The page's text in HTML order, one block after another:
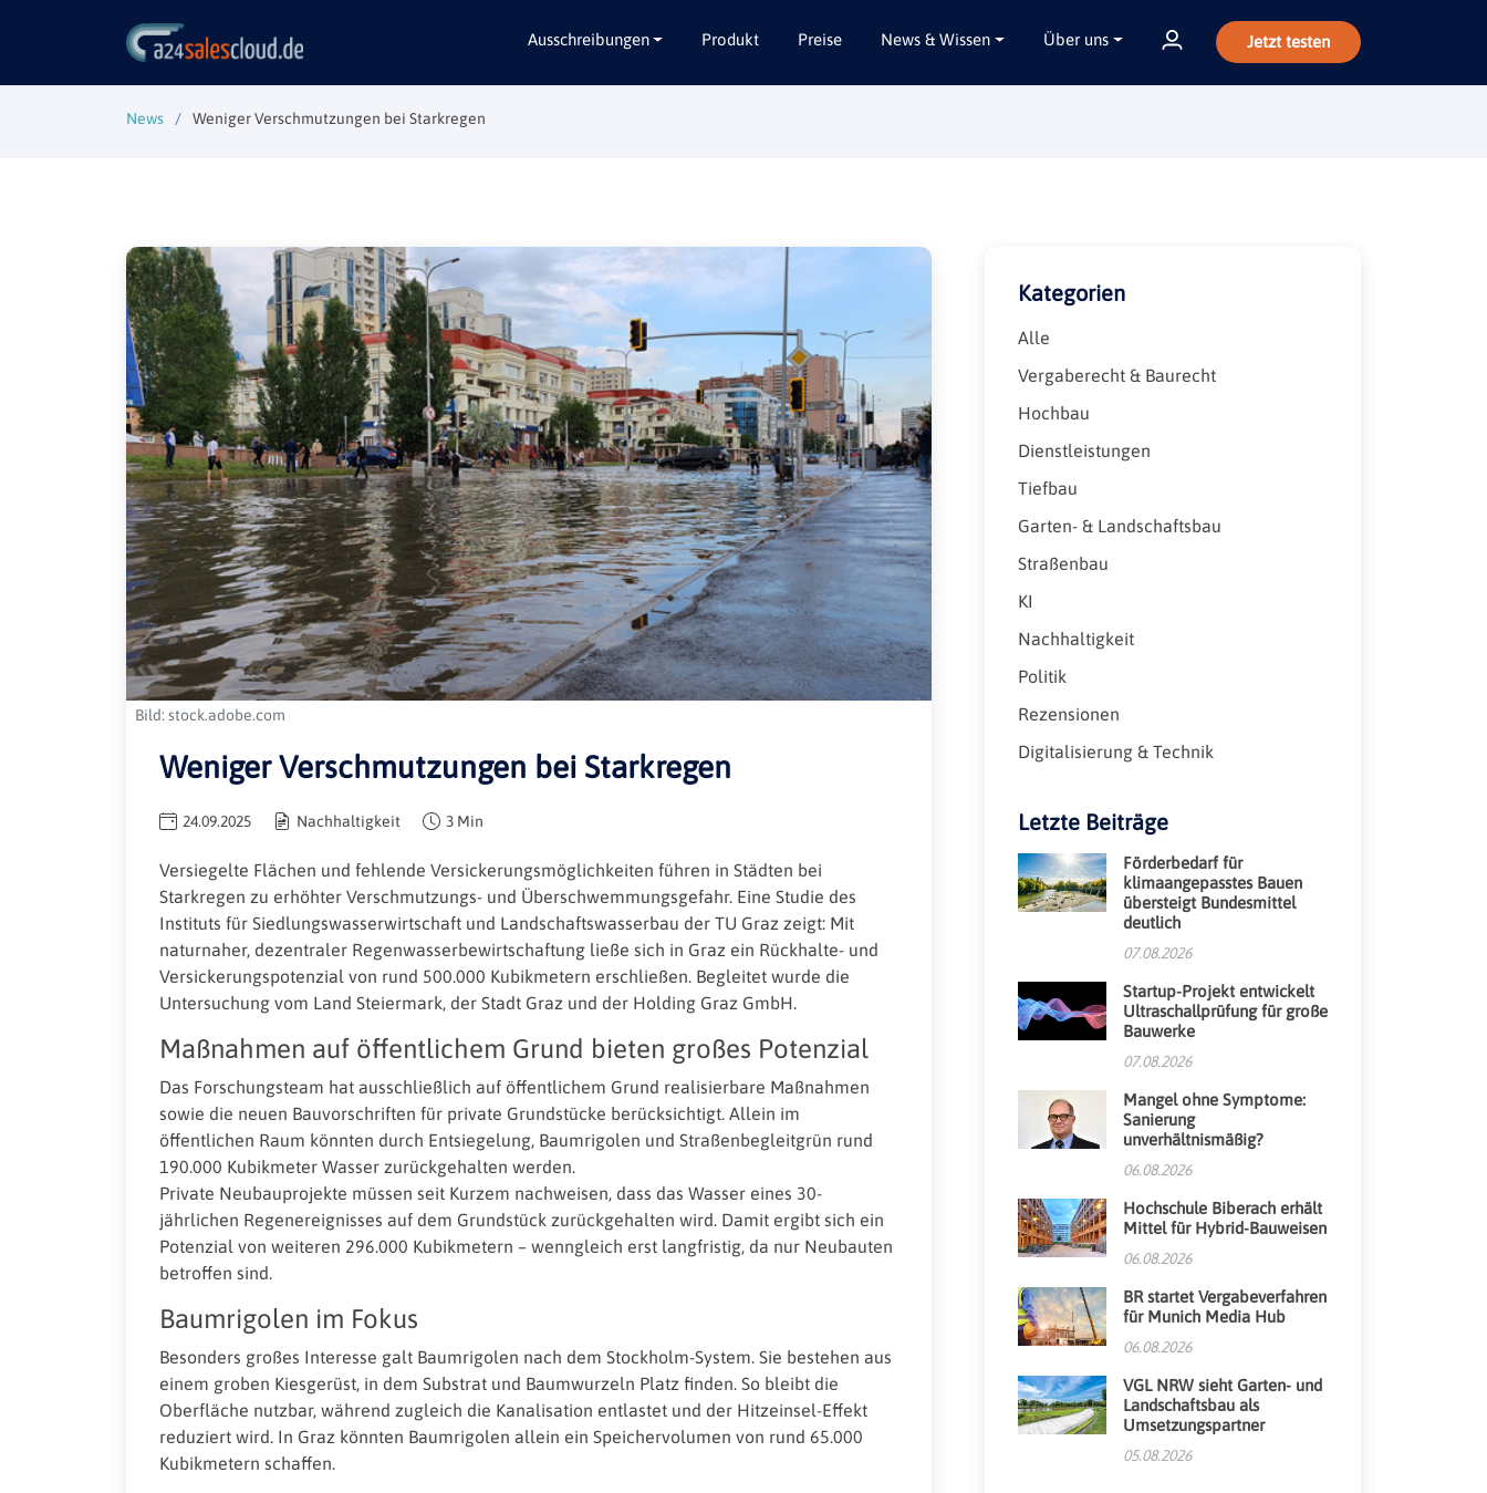
Ausschreibungen
Brandenburg
Bremen
Hamburg
Hessen
Mecklenburg-Vorpommern
Niedersachsen
Nordrhein-Westfalen
Rheinland-Pfalz
Saarland
Sachsen
Sachsen-Anhalt
Schleswig-Holstein
Thüringen
Gebäudeausbau
Gebäudetechnik
Hochbau / Rohbau
Lieferungen
Planungsleistungen
Tiefbau
Verkehrsbau
Produkt Preise News & Wissen Über uns Jetzt testen
News Weniger Verschmutzungen bei Starkregen
Bild: stock.adobe.com
Weniger Verschmutzungen bei Starkregen
24.09.2025 Nachhaltigkeit 3 Min
Versiegelte Flächen und fehlende Versickerungsmöglichkeiten führen in Städten bei
Starkregen zu erhöhter Verschmutzungs- und Überschwemmungsgefahr. Eine Studie des
Instituts für Siedlungswasserwirtschaft und Landschaftswasserbau der TU Graz zeigt: Mit
naturnaher, dezentraler Regenwasserbewirtschaftung ließe sich in Graz ein Rückhalte- und
Versickerungspotenzial von rund 500.000 Kubikmetern erschließen. Begleitet wurde die
Untersuchung vom Land Steiermark, der Stadt Graz und der Holding Graz GmbH.
Maßnahmen auf öffentlichem Grund bieten großes Potenzial
Das Forschungsteam hat ausschließlich auf öffentlichem Grund realisierbare Maßnahmen
sowie die neuen Bauvorschriften für private Grundstücke berücksichtigt. Allein im
öffentlichen Raum könnten durch Entsiegelung, Baumrigolen und Straßenbegleitgrün rund
190.000 Kubikmeter Wasser zurückgehalten werden.
Private Neubauprojekte müssen seit Kurzem nachweisen, dass das Wasser eines 30-
jährlichen Regenereignisses auf dem Grundstück zurückgehalten wird. Damit ergibt sich ein
Potenzial von weiteren 296.000 Kubikmetern – wenngleich erst langfristig, da nur Neubauten
betroffen sind.
Baumrigolen im Fokus
Besonders großes Interesse galt Baumrigolen nach dem Stockholm-System. Sie bestehen aus
einem groben Kiesgerüst, in dem Substrat und Baumwurzeln Platz finden. So bleibt die
Oberfläche nutzbar, während zugleich die Kanalisation entlastet und der Hitzeinsel-Effekt
reduziert wird. In Graz könnten Baumrigolen allein ein Speichervolumen von rund 65.000
Kubikmetern schaffen.
Kategorien
Alle
Vergaberecht & Baurecht
Hochbau
Dienstleistungen
Tiefbau
Garten- & Landschaftsbau
Straßenbau
KI
Nachhaltigkeit
Politik
Rezensionen
Digitalisierung & Technik
Letzte Beiträge
Förderbedarf für
klimaangepasstes Bauen
übersteigt Bundesmittel
deutlich
07.08.2026
Startup-Projekt entwickelt
Ultraschallprüfung für große
Bauwerke
07.08.2026
Mangel ohne Symptome:
Sanierung
unverhältnismäßig?
06.08.2026
Hochschule Biberach erhält
Mittel für Hybrid-Bauweisen
06.08.2026
BR startet Vergabeverfahren
für Munich Media Hub
06.08.2026
VGL NRW sieht Garten- und
Landschaftsbau als
Umsetzungspartner
05.08.2026